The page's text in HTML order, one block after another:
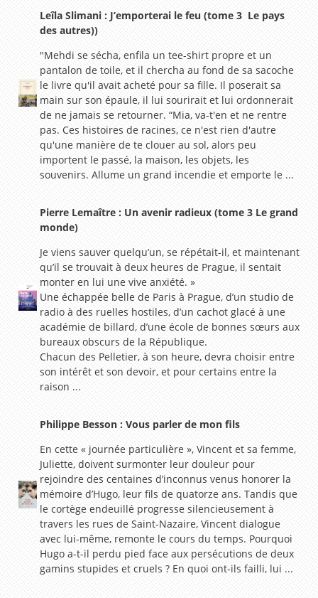
Leîla Slimani : J’emporterai le feu (tome 3 Le pays
des autres))
"Mehdi se sécha, enfila un tee-shirt propre et un
pantalon de toile, et il chercha au fond de sa sacoche
le livre qu'il avait acheté pour sa fille. Il poserait sa
main sur son épaule, il lui sourirait et lui ordonnerait
de ne jamais se retourner. “Mia, va-t'en et ne rentre
pas. Ces histoires de racines, ce n'est rien d'autre
qu'une manière de te clouer au sol, alors peu
importent le passé, la maison, les objets, les
souvenirs. Allume un grand incendie et emporte le ...
Pierre Lemaître : Un avenir radieux (tome 3 Le grand
monde)
Je viens sauver quelqu’un, se répétait-il, et maintenant
qu’il se trouvait à deux heures de Prague, il sentait
monter en lui une vive anxiété. »
Une échappée belle de Paris à Prague, d’un studio de
radio à des ruelles hostiles, d’un cachot glacé à une
académie de billard, d’une école de bonnes sœurs aux
bureaux obscurs de la République.
Chacun des Pelletier, à son heure, devra choisir entre
son intérêt et son devoir, et pour certains entre la
raison ...
Philippe Besson : Vous parler de mon fils
En cette « journée particulière », Vincent et sa femme,
Juliette, doivent surmonter leur douleur pour
rejoindre des centaines d’inconnus venus honorer la
mémoire d’Hugo, leur fils de quatorze ans. Tandis que
le cortège endeuillé progresse silencieusement à
travers les rues de Saint-Nazaire, Vincent dialogue
avec lui-même, remonte le cours du temps. Pourquoi
Hugo a-t-il perdu pied face aux persécutions de deux
gamins stupides et cruels ? En quoi ont-ils failli, lui ...